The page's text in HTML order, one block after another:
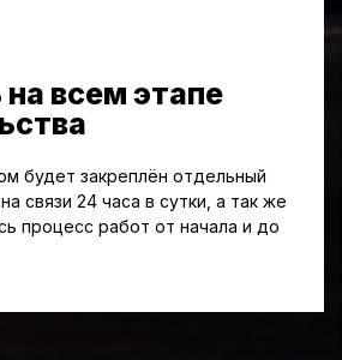
всем этапе
будет закреплён отдельный
связи 24 часа в сутки, а так же
процесс работ от начала и до